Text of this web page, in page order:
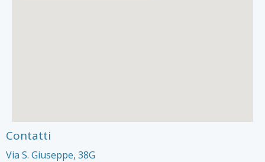
Contatti
Via S. Giuseppe, 38G